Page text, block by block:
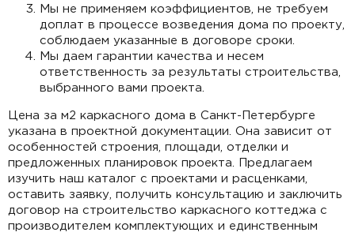
Мы не применяем коэффициентов, не требуем
доплат в процессе возведения дома по проекту,
соблюдаем указанные в договоре сроки.
Мы даем гарантии качества и несем
ответственность за результаты строительства,
выбранного вами проекта.
Цена за м2 каркасного дома в Санкт-Петербурге
указана в проектной документации. Она зависит от
особенностей строения, площади, отделки и
предложенных планировок проекта. Предлагаем
изучить наш каталог с проектами и расценками,
оставить заявку, получить консультацию и заключить
договор на строительство каркасного коттеджа с
производителем комплектующих и единственным